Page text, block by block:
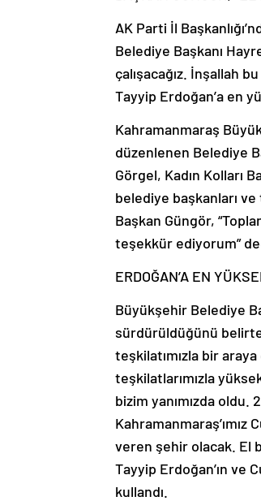
AK Parti İl
Belediye Başkanı
çalışacağız. İnşallah
Tayyip Erdoğan’a en
Kahramanmaraş
düzenlenen Belediye
Görgel, Kadın Kolları
belediye başkanları
Başkan Güngör,
teşekkür ediyorum”
ERDOĞAN’A EN
Büyükşehir Belediye
sürdürüldüğünü
teşkilatımızla bir
teşkilatlarımızla
bizim yanımızda
Kahramanmaraş’ımız
veren şehir olacak. El
Tayyip Erdoğan’ın ve
kullandı.